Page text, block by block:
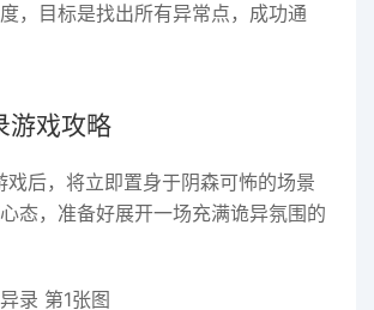
，目标是找出所有异常点，成功通
游戏攻略
戏后，将立即置身于阴森可怖的场景
态，准备好展开一场充满诡异氛围的